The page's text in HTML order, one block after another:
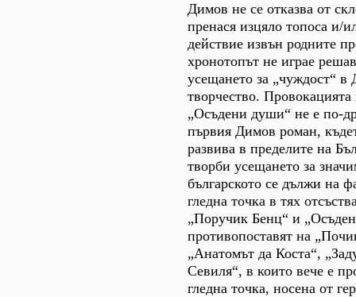
Димов не се отказва от
пренася изцяло топоса и/
действие извън родните
хронотопът не играе
усещането за „чуждост“ в
творчество.
„Осъдени души“ не е по-
първия Димов роман,
развива в пределите на
творби усещането за
българското се дължи на
гледна точка в тях
„Поручик Бенц“ и
противопоставят на
„Анатомът да Коста“,
Севиля“, в които вече е
гледна точка, носена от